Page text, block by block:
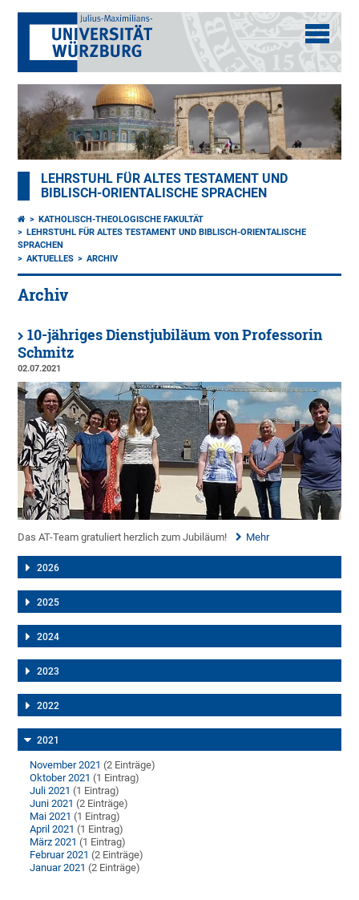
LEHRSTUHL FÜR ALTES TESTAMENT UND
BIBLISCH-ORIENTALISCHE SPRACHEN
KATHOLISCH-THEOLOGISCHE FAKULTÄT
LEHRSTUHL FÜR ALTES TESTAMENT UND BIBLISCH-ORIENTALISCHE
SPRACHEN
AKTUELLES
ARCHIV
Archiv
10-jähriges Dienstjubiläum von Professorin
Schmitz
02.07.2021
Das AT-Team gratuliert herzlich zum Jubiläum! Mehr
2026
2025
2024
2023
2022
2021
November 2021 (2 Einträge)
Oktober 2021 (1 Eintrag)
Juli 2021 (1 Eintrag)
Juni 2021 (2 Einträge)
Mai 2021 (1 Eintrag)
April 2021 (1 Eintrag)
März 2021 (1 Eintrag)
Februar 2021 (2 Einträge)
Januar 2021 (2 Einträge)